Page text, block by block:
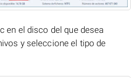
en el disco del que desea
y seleccione el tipo de